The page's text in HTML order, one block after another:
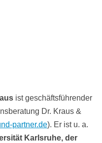
ist geschäftsführender
Dr. Kraus &
partner.de). Er ist u. a.
Karlsruhe, der